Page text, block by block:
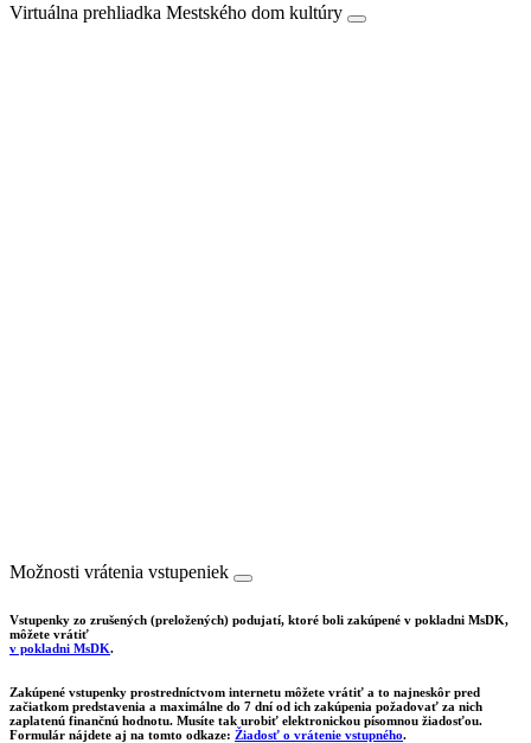
Virtuálna prehliadka Mestského dom kultúry
Možnosti vrátenia vstupeniek
Vstupenky zo zrušených (preložených) podujatí, ktoré boli zakúpené v pokladni MsDK,
môžete vrátiť
v pokladni MsDK.
Zakúpené vstupenky prostredníctvom internetu môžete vrátiť a to najneskôr pred
začiatkom predstavenia a maximálne do 7 dní od ich zakúpenia požadovať za nich
zaplatenú finančnú hodnotu. Musíte tak urobiť elektronickou písomnou žiadosťou.
Formulár nájdete aj na tomto odkaze: Žiadosť o vrátenie vstupného.